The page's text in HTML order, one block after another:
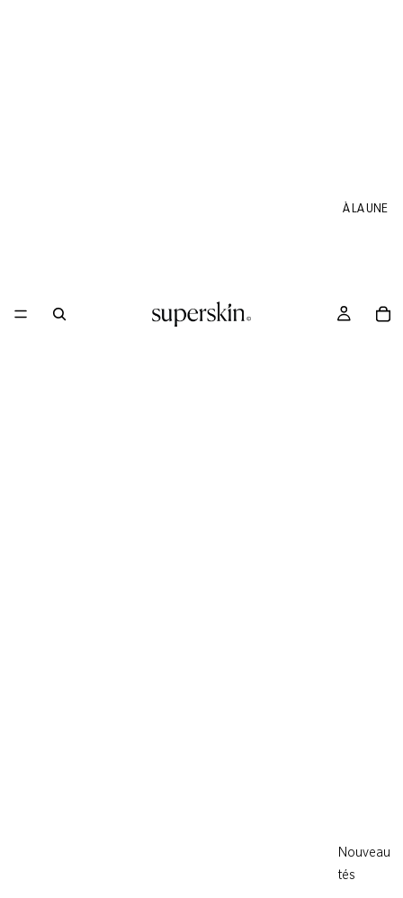
À LA UNE
Nouveau
tés